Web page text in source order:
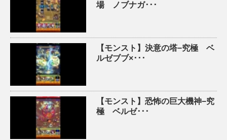
場 ノブナガ･･･
【モンスト】決意の塔−究極 ベ
ルゼブブ×･･･
【モンスト】恐怖の巨大機神−究
極 ベルゼ･･･